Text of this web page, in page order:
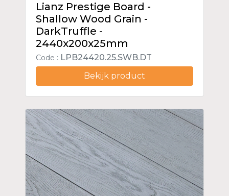
Lianz Prestige Board -
Shallow Wood Grain -
DarkTruffle -
2440x200x25mm
Code : LPB24420.25.SWB.DT
Bekijk product